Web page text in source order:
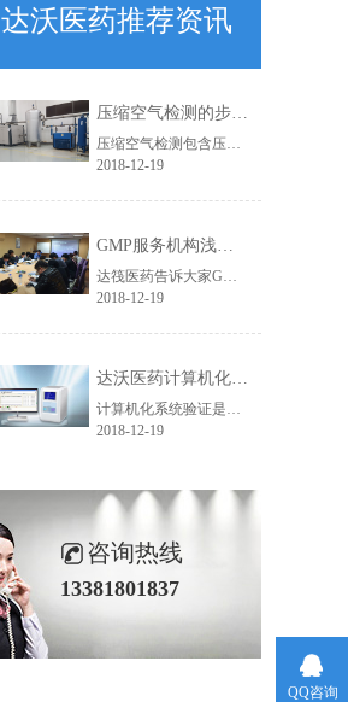
达沃医药推荐资讯
压缩空气检测的步骤有哪些？
压缩空气检测包含压缩空气水分含量检测、压缩空气油分含量检测、压缩空气固体颗粒物检测、压缩空气微生物检测。压缩空气检测仪器可不使用电源，而是采用插头轻松连接至要监测的低压压缩空气供应系统且不会产生任何问题。只需五分钟，快速检查功能即可提供准确的测量结果并显示污染程度。压缩空气检测的步骤有哪些，达......
2018-12-19
GMP服务机构浅析GMP审计检查的内容有哪些
达筏医药告诉大家GMP审计检查的内容主要有全面审计和年度监护两个方面：全面审计1、按照《药品生产质量管理规范》2010版及附录要求/《医疗器械生产质量管理规范》/保健食品良好生产规范对企业进行质量体系审计；2、就企业日常质量管理工作中存在的疑问与企业人员进行沟通、讨论、答疑；3、出具全面系统的审计报告，列......
2018-12-19
达沃医药计算机化系统验证是如何进行的？
计算机化系统验证是制药及相关行业质量保证中重要部分，是2010版GMP附录中规定必须得到验证的部分。计算机化系统验证建立文件来证明系统的开发符合质量工程的原则，能够提供满足用户需求的功能并且能够长期稳定工作的过程。那么我们如何来进行计算机化系统验证，达沃医药小编告诉您。首先，我们需要确定哪些是属于需......
2018-12-19
咨询热线
13381801837
QQ咨询